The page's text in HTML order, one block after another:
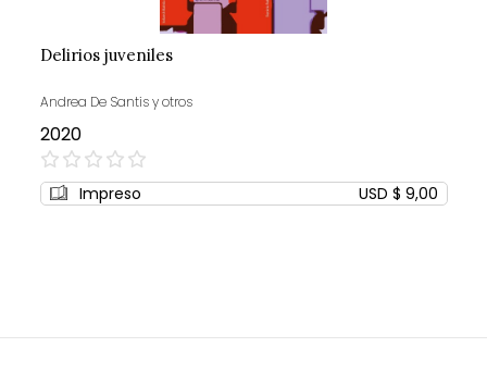
Delirios juveniles
Andrea De Santis y otros
2020
0%
Impreso USD $ 9,00